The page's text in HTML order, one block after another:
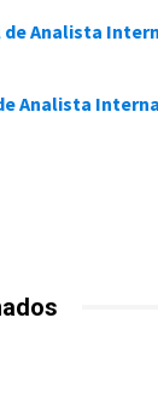
Analista
Analista